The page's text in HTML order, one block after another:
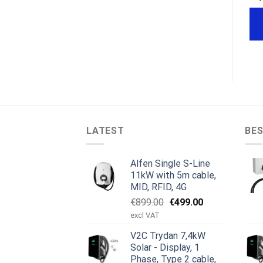
LATEST
Alfen Single S-Line
11kW with 5m cable,
MID, RFID, 4G
€899.00 Det
var:
€899.00.
€499.00Det
är:
excl VAT
V2C Trydan 7,4kW
Solar - Display, 1
Phase, Type 2 cable,